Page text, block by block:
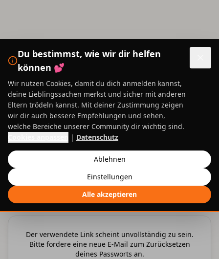
Ungültiger Link
Dieser Link zum Zurücksetzen des Passworts ist ungültig
oder unvollständig
Der verwendete Link scheint unvollständig zu sein.
Bitte fordere eine neue E-Mail zum Zurücksetzen
deines Passworts an.
Du bestimmst, wie wir dir helfen
können 💕
Wir nutzen Cookies, damit du dich anmelden kannst,
deine Lieblingssachen merkst und sicher mit anderen
Eltern trödeln kannst. Mit deiner Zustimmung zeigen
wir dir auch bessere Empfehlungen und sehen,
welche Bereiche unserer Community dir wichtig sind.
| Datenschutz
Ablehnen
Einstellungen
Alle akzeptieren